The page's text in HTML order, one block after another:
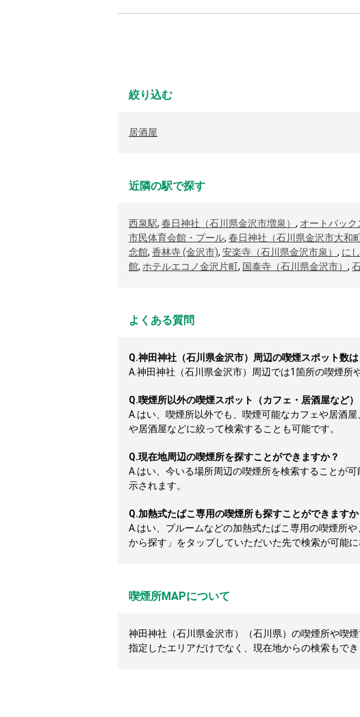
絞り込む
居酒屋
近隣の駅で探す
西泉駅, 春日神社（石川県金沢市増泉） , オートバッ
市民体育会館・プール, 春日神社（石川県金沢市大和町
念館, 香林寺 (金沢市), 安楽寺（石川県金沢市泉） , に
館, ホテルエコノ金沢片町, 国泰寺（石川県金沢市） ,
よくある質問
Q.神田神社（石川県金沢市）周辺の喫煙スポット数
A.神田神社（石川県金沢市）周辺では1箇所の喫煙所
Q.喫煙所以外の喫煙スポット（カフェ・居酒屋など
A. はい、喫煙所以外でも、喫煙可能なカフェや居酒
や居酒屋などに絞って検索することも可能です。
Q.現在地周辺の喫煙所を探すことができますか？
A. はい、今いる場所周辺の喫煙所を検索することが
示されます。
Q.加熱式たばこ専用の喫煙所も探すことができますか
A. はい、プルームなどの加熱式たばこ専用の喫煙所
から探す」をタップしていただいた先で検索が可能に
喫煙所MAPについて
神田神社（石川県金沢市）（石川県）の喫煙所や喫
指定したエリアだけでなく、現在地からの検索もで